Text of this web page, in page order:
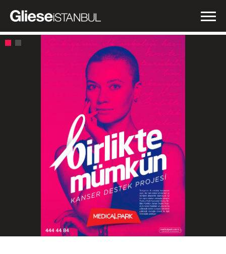
İŞLERİMİZ
NEDEN GLIESE?
HABERLER
İLETİŞİM